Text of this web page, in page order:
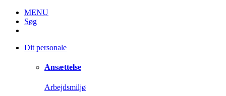
MENU
Søg
Dit personale
Ansættelse
Arbejdsmiljø